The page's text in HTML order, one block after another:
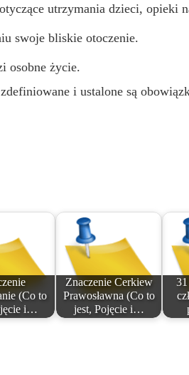
utrzymania dzieci, opieki
swoje bliskie otoczenie.
osobne życie.
i ustalone są
(Co to
i…
Znaczenie Cerkiew
Prawosławna (Co to
jest, Pojęcie i…